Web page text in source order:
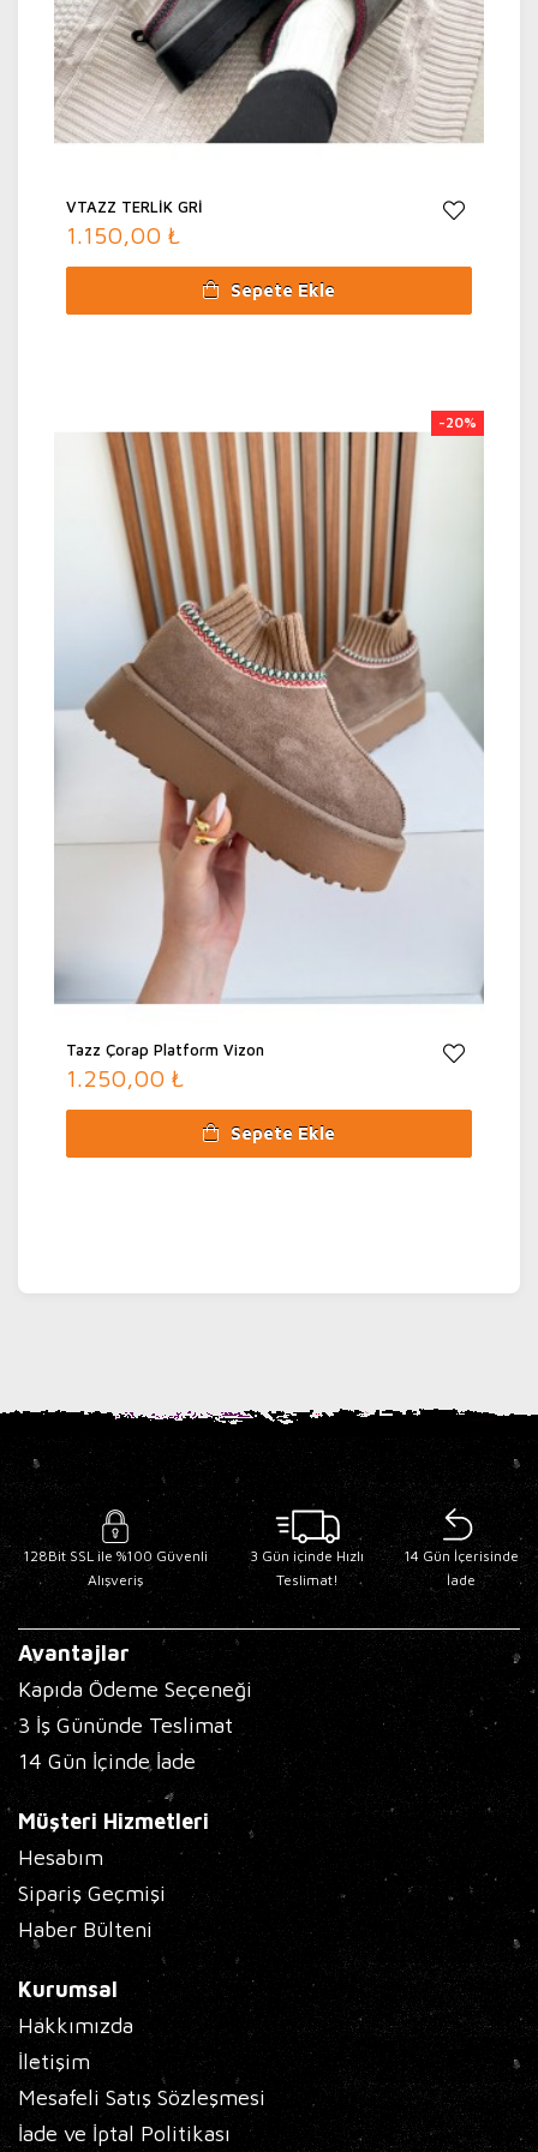
VTAZZ TERLİK GRİ
1.150,00 ₺
Sepete Ekle
-20%
Tazz Çorap Platform Vizon
1.250,00 ₺
Sepete Ekle
128Bit SSL ile %100 Güvenli
Alışveriş
3 Gün içinde Hızlı
Teslimat!
14 Gün İçerisinde
İade
Avantajlar
Kapıda Ödeme Seçeneği
3 İş Gününde Teslimat
14 Gün İçinde İade
Müşteri Hizmetleri
Hesabım
Sipariş Geçmişi
Haber Bülteni
Kurumsal
Hakkımızda
İletişim
Mesafeli Satış Sözleşmesi
İade ve İptal Politikası